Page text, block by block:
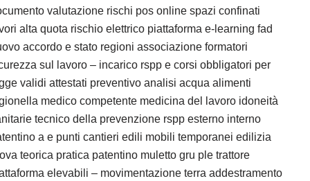
valutazione rischi pos online spazi confinati
alta quota rischio elettrico piattaforma e-learning fad
accordo e stato regioni associazione formatori
sul lavoro – incarico rspp e corsi obbligatori per
validi attestati preventivo analisi acqua alimenti
medico competente medicina del lavoro idoneità
tecnico della prevenzione rspp esterno interno
a e punti cantieri edili mobili temporanei edilizia
teorica pratica patentino muletto gru ple trattore
elevabili – movimentazione terra addestramento